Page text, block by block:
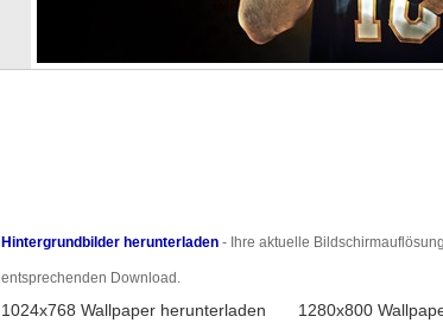
Hintergrundbilder herunterladen - Ihre aktuelle
entsprechenden Download.
1024x768 Wallpaper herunterladen 1280x800